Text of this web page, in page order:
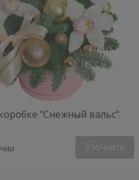
"Снежный вальс"
Уточнить